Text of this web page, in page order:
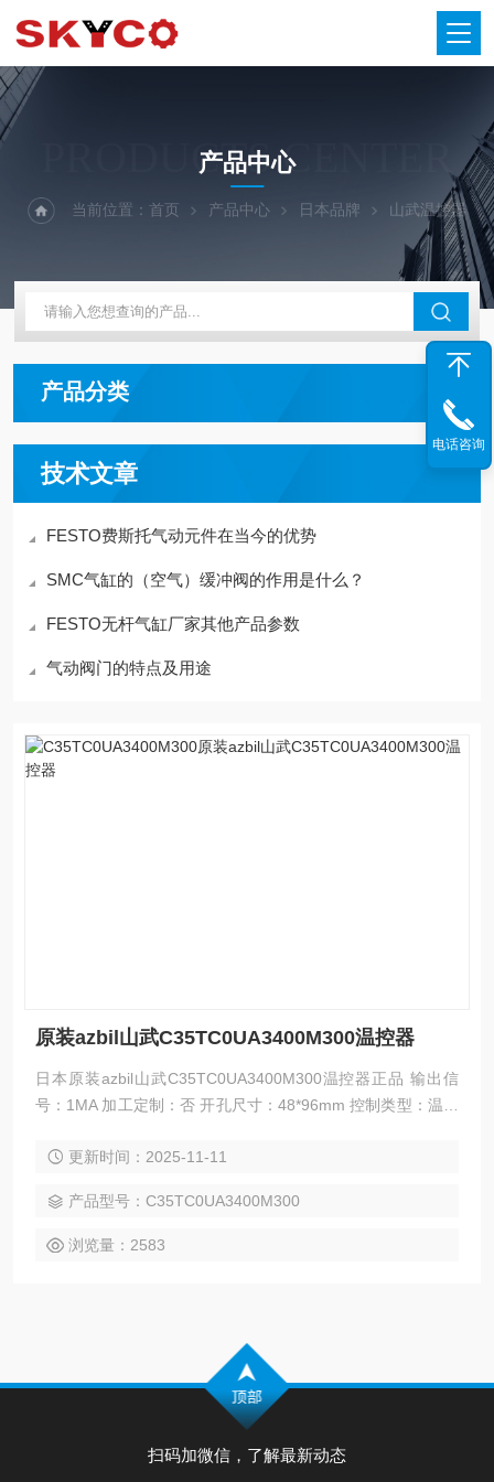
PRODUCTS CENTER
产品中心
当前位置： 首页 产品中心 日本品牌 山武温控器
产品分类
技术文章
FESTO费斯托气动元件在当今的优势
SMC气缸的（空气）缓冲阀的作用是什么？
FESTO无杆气缸厂家其他产品参数
气动阀门的特点及用途
原装azbil山武C35TC0UA3400M300温控器
日本原装azbil山武C35TC0UA3400M300温控器正品 输出信
号：1MA 加工定制：否 开孔尺寸：48*96mm 控制类型：温度
更新时间：2025-11-11
产品型号：C35TC0UA3400M300
浏览量：2583
扫码加微信，了解最新动态
电话咨询